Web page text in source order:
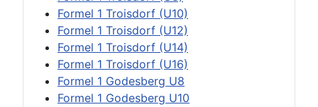
Formel 1 Troisdorf (U10)
Formel 1 Troisdorf (U12)
Formel 1 Troisdorf (U14)
Formel 1 Troisdorf (U16)
Formel 1 Godesberg U8
Formel 1 Godesberg U10